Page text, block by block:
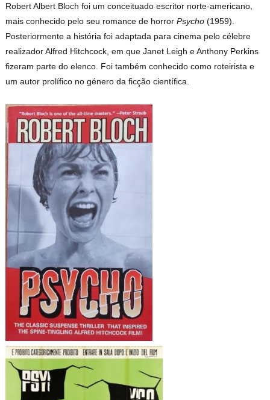
Robert Albert Bloch foi um conceituado escritor norte-americano
mais conhecido pelo seu romance de horror Psycho (1959).
Posteriormente a história foi adaptada para cinema pelo célebre
realizador Alfred Hitchcock, em que Janet Leigh e Anthony Perkins
fizeram parte do elenco. Foi também conhecido como roteirista e
um autor prolífico no género da ficção científica.